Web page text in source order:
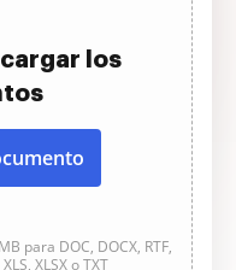
los
para DOC, DOCX, RTF,
XLS, XLSX o TXT